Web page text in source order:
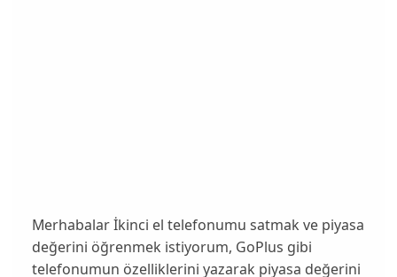
Merhabalar İkinci el telefonumu satmak ve piyasa
değerini öğrenmek istiyorum, GoPlus gibi
telefonumun özelliklerini yazarak piyasa değerini